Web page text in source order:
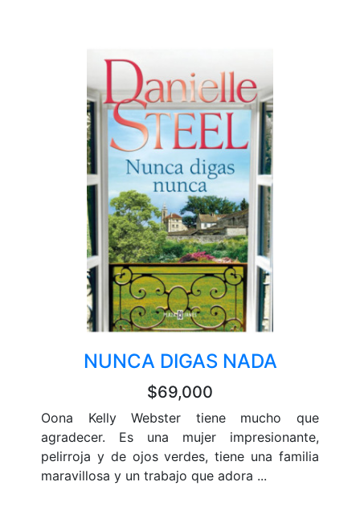
NUNCA DIGAS NADA
$69,000
Oona Kelly Webster tiene mucho que
agradecer. Es una mujer impresionante,
pelirroja y de ojos verdes, tiene una familia
maravillosa y un trabajo que adora ...